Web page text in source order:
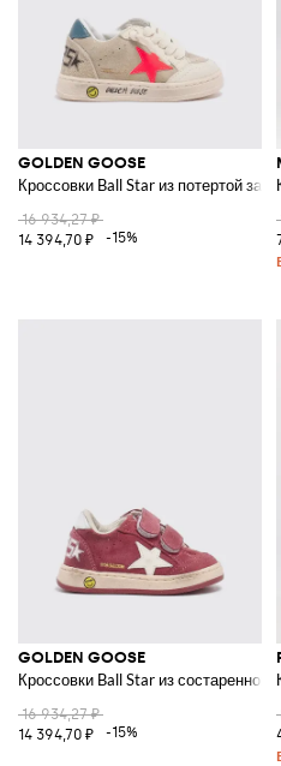
GOLDEN GOOSE
Кроссовки Ball Star из потертой
16 934,27 ₽
14 394,70 ₽
-15%
GOLDEN GOOSE
Кроссовки Ball Star из состаренной
16 934,27 ₽
14 394,70 ₽
-15%